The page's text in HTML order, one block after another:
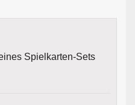
Spielkarten-Sets